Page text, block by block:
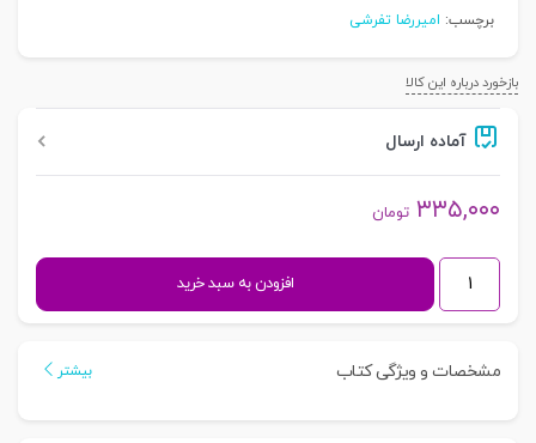
برچسب: امیررضا تفرشی
بازخورد درباره این کالا
آماده ارسال
۳۳۵,۰۰۰ تومان
مبانی
کاربردی
افزودن به سبد خرید
مشخصات و ویژگی کتاب بیشتر